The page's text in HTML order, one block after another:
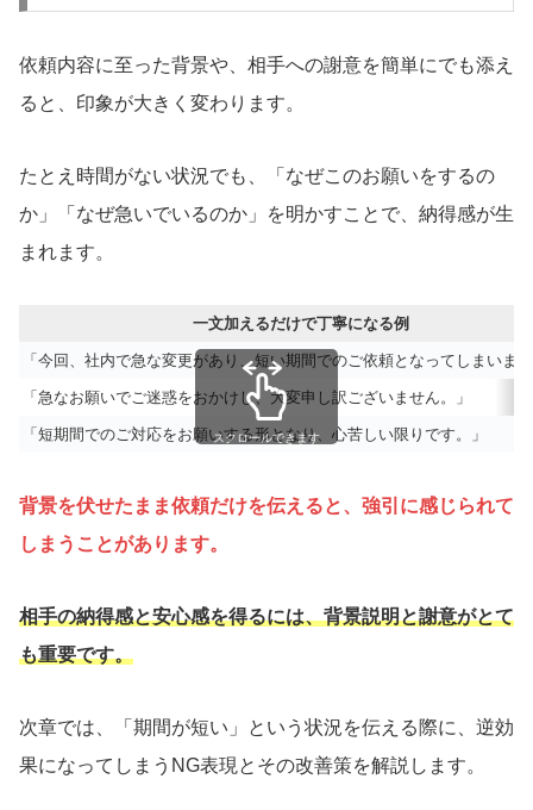
依頼内容に至った背景や、相手への謝意を簡単にでも添え
ると、印象が大きく変わります。
たとえ時間がない状況でも、「なぜこのお願いをするの
か」「なぜ急いでいるのか」を明かすことで、納得感が生
まれます。
一文加えるだけで丁寧になる例
「今回、社内で急な変更があり、短い期間でのご依頼となってしまいま
「急なお願いでご迷惑をおかけし、大変申し訳ございません。」
「短期間でのご対応をお願いする形となり、心苦しい限りです。」
スクロールできます
背景を伏せたまま依頼だけを伝えると、強引に感じられて
しまうことがあります。
相手の納得感と安心感を得るには、背景説明と謝意がとて
も重要です。
次章では、「期間が短い」という状況を伝える際に、逆効
果になってしまうNG表現とその改善策を解説します。